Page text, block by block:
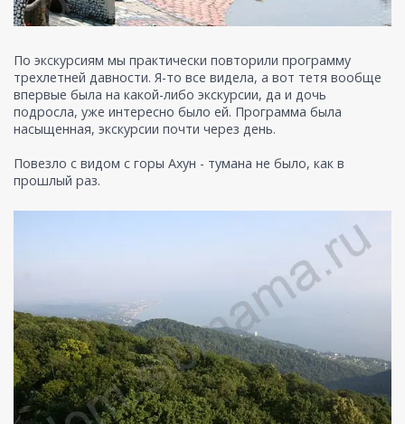
По экскурсиям мы практически повторили программу
трехлетней давности. Я-то все видела, а вот тетя вообще
впервые была на какой-либо экскурсии, да и дочь
подросла, уже интересно было ей. Программа была
насыщенная, экскурсии почти через день.
Повезло с видом с горы Ахун - тумана не было, как в
прошлый раз.